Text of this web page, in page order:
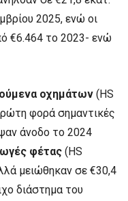
2025, ενώ οι
€6.464 το 2023- ενώ
οχημάτων (HS
φορά σημαντικές
άνοδο το 2024
φέτας (HS
μειώθηκαν σε €30,4
διάστημα του